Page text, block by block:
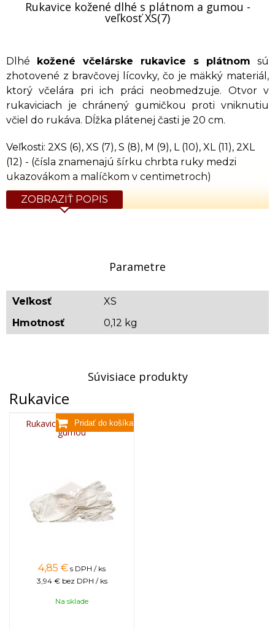
Rukavice kožené dlhé s plátnom a gumou -
veľkosť XS(7)
Dlhé kožené včelárske rukavice s plátnom sú
zhotovené z bravčovej lícovky, čo je mäkký materiál,
ktorý včelára pri ich práci neobmedzuje. Otvor v
rukaviciach je chránený gumičkou proti vniknutiu
včiel do rukáva. Dĺžka plátenej časti je 20 cm.
Veľkosti: 2XS (6), XS (7), S (8), M (9), L (10), XL (11), 2XL
(12) - (čísla znamenajú šírku chrbta ruky medzi
ukazovákom a malíčkom v centimetroch)
ZOBRAZIŤ POPIS
Parametre
Veľkosť
XS
Hmotnosť
0,12 kg
Súvisiace produkty
Rukavice
Rukavice plátené dlhé s
gumou
4,85 € s DPH / ks
3,94 € bez DPH / ks
Na sklade